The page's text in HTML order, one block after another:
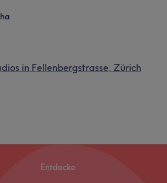
in Fellenbergstrasse, Zürich
Entdecke